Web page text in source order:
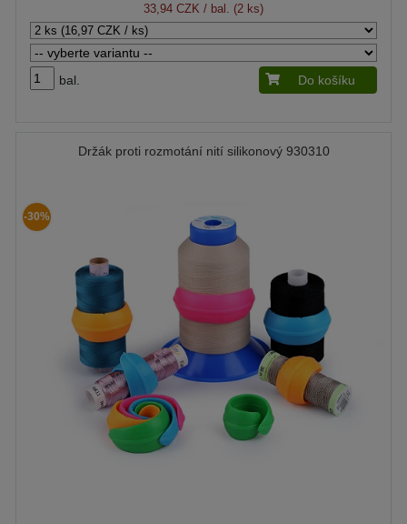
33,94 CZK / bal. (2 ks)
bal. Do košíku
Držák proti rozmotání nití silikonový 930310
-30%